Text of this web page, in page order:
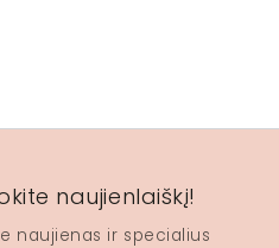
naujienlaiškį!
naujienas ir specialius